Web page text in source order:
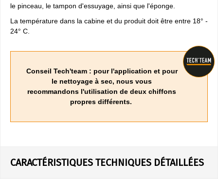
le pinceau, le tampon d'essuyage, ainsi que l'éponge.
La température dans la cabine et du produit doit être entre 18° -
24° C.
Conseil Tech'team : pour l'application et pour
le nettoyage à sec, nous vous
recommandons l'utilisation de deux chiffons
propres différents.
CARACTÉRISTIQUES TECHNIQUES DÉTAILLÉES